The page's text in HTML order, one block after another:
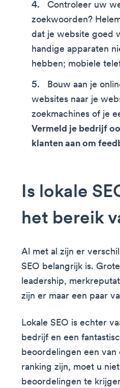
Controleer uw
zoekwoorden?
dat je website goed
handige apparaten
hebben; mobiele
Bouw aan je
websites naar je
zoekmachines of je
Vermeld je bedrijf
klanten aan om
Is lokale
het bereik
Al met al zijn er
SEO belangrijk is.
leadership,
zijn er maar een paar
Lokale SEO is echter
bedrijf en een
beoordelingen een
ranking zijn, moet u
beoordelingen te